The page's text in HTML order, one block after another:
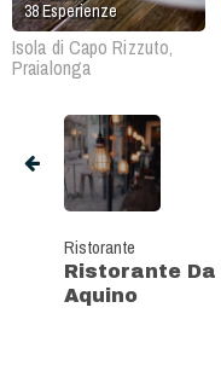
38Esperienze
Isola di Capo Rizzuto,
Praialonga
Ristorante
Ristorante Da
Aquino